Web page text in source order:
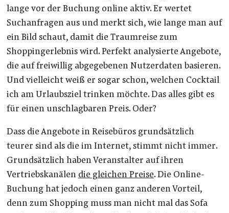
lange vor der Buchung online aktiv. Er wertet
Suchanfragen aus und merkt sich, wie lange man auf
ein Bild schaut, damit die Traumreise zum
Shoppingerlebnis wird. Perfekt analysierte Angebote,
die auf freiwillig abgegebenen Nutzerdaten basieren.
Und vielleicht weiß er sogar schon, welchen Cocktail
ich am Urlaubsziel trinken möchte. Das alles gibt es
für einen unschlagbaren Preis. Oder?
Dass die Angebote in Reisebüros grundsätzlich
teurer sind als die im Internet, stimmt nicht immer.
Grundsätzlich haben Veranstalter auf ihren
Vertriebskanälen die gleichen Preise. Die Online-
Buchung hat jedoch einen ganz anderen Vorteil,
denn zum Shopping muss man nicht mal das Sofa